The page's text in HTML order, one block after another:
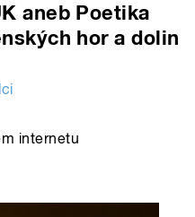
aneb Poetika
hor a dolin
internetu